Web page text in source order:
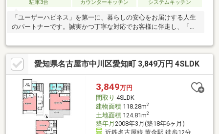
駐車3台
カウンターキッチン システムキッチン
「ユーザーハピネス」を第一に、暮らしの安心をお届けする人生
のパートナーです。誠実かつ丁寧な対応でお客様に伴走し、「あ
せていただきます。
愛知県名古屋市中川区愛知町 3,849万円 4SLDK
3,849万円
間取り 4SLDK
建物面積118.28m2
土地面積124.81m2
築年月 2008年3月(築18年6ヶ月)
近鉄名古屋線 黄金駅 徒歩12分